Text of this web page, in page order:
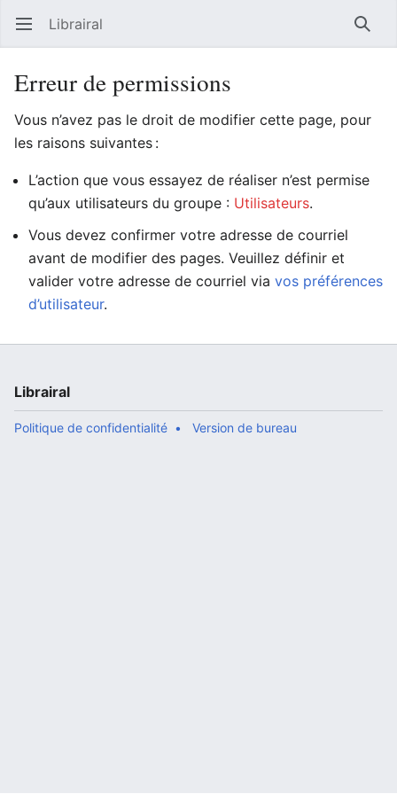
Ouvrir le menu principal Librairal
Erreur de permissions
Vous n’avez pas le droit de modifier cette page, pour
les raisons suivantes :
L’action que vous essayez de réaliser n’est permise
qu’aux utilisateurs du groupe : Utilisateurs.
Vous devez confirmer votre adresse de courriel
avant de modifier des pages. Veuillez définir et
valider votre adresse de courriel via vos préférences
d’utilisateur.
Librairal
Politique de confidentialité Version de bureau